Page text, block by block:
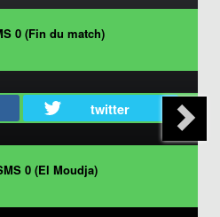
0 (Fin du match)
twitter
0 (El Moudja)